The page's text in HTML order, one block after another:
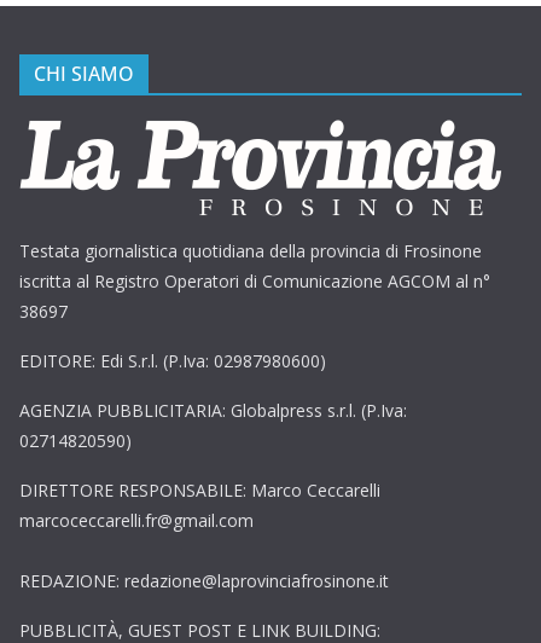
CHI SIAMO
Testata giornalistica quotidiana della provincia di Frosinone
iscritta al Registro Operatori di Comunicazione AGCOM al n°
38697
EDITORE: Edi S.r.l. (P.Iva: 02987980600)
AGENZIA PUBBLICITARIA: Globalpress s.r.l. (P.Iva:
02714820590)
DIRETTORE RESPONSABILE: Marco Ceccarelli
marcoceccarelli.fr@gmail.com
REDAZIONE: redazione@laprovinciafrosinone.it
PUBBLICITÀ, GUEST POST E LINK BUILDING: